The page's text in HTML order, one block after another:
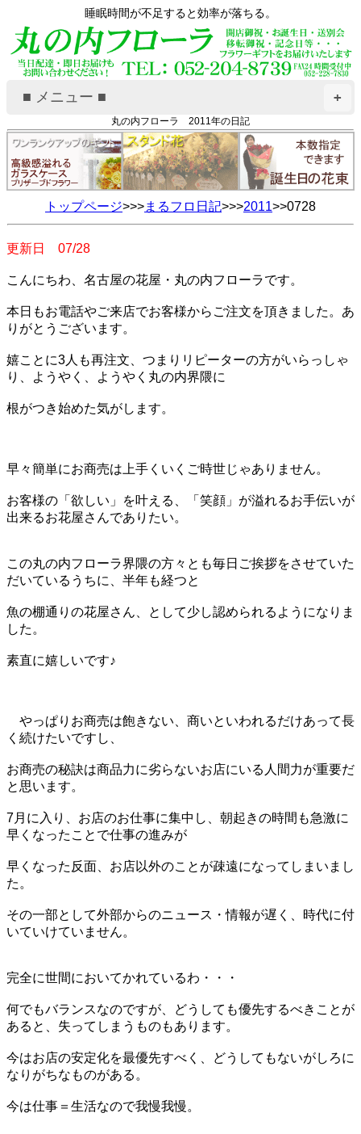
睡眠時間が不足すると効率が落ちる。
+
■ メニュー ■
丸の内フローラ 2011年の日記
トップページ>>>まるフロ日記>>>2011>>0728
更新日 07/28
こんにちわ、名古屋の花屋・丸の内フローラです。
本日もお電話やご来店でお客様からご注文を頂きました。あ
りがとうございます。
嬉ことに3人も再注文、つまりリピーターの方がいらっしゃ
り、ようやく、ようやく丸の内界隈に
根がつき始めた気がします。
早々簡単にお商売は上手くいくご時世じゃありません。
お客様の「欲しい」を叶える、「笑顔」が溢れるお手伝いが
出来るお花屋さんでありたい。
この丸の内フローラ界隈の方々とも毎日ご挨拶をさせていた
だいているうちに、半年も経つと
魚の棚通りの花屋さん、として少し認められるようになりま
した。
素直に嬉しいです♪
やっぱりお商売は飽きない、商いといわれるだけあって長
く続けたいですし、
お商売の秘訣は商品力に劣らないお店にいる人間力が重要だ
と思います。
7月に入り、お店のお仕事に集中し、朝起きの時間も急激に
早くなったことで仕事の進みが
早くなった反面、お店以外のことが疎遠になってしまいまし
た。
その一部として外部からのニュース・情報が遅く、時代に付
いていけていません。
完全に世間においてかれているわ・・・
何でもバランスなのですが、どうしても優先するべきことが
あると、失ってしまうものもあります。
今はお店の安定化を最優先すべく、どうしてもないがしろに
なりがちなものがある。
今は仕事＝生活なので我慢我慢。